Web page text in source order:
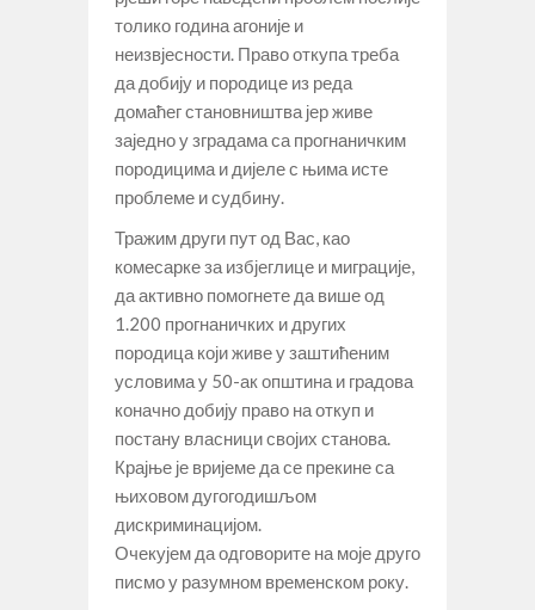
толико година агоније и
неизвјесности. Право откупа треба
да добију и породице из реда
домаћег становништва јер живе
заједно у зградама са прогнаничким
породицима и дијеле с њима исте
проблеме и судбину.
Тражим други пут од Вас, као
комесарке за избјеглице и миграције,
да активно помогнете да више од
1.200 прогнаничких и других
породица који живе у заштићеним
условима у 50-ак општина и градова
коначно добију право на откуп и
постану власници својих станова.
Крајње је вријеме да се прекине са
њиховом дугогодишљом
дискриминацијом.
Очекујем да одговорите на моје друго
писмо у разумном временском року.